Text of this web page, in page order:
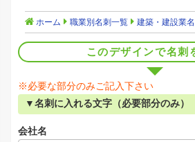
ホーム 職業別名刺一覧 建築・建設業名
このデザインで名刺
※必要な部分のみご記入下さい
▼名刺に入れる文字（必要部分のみ）
会社名